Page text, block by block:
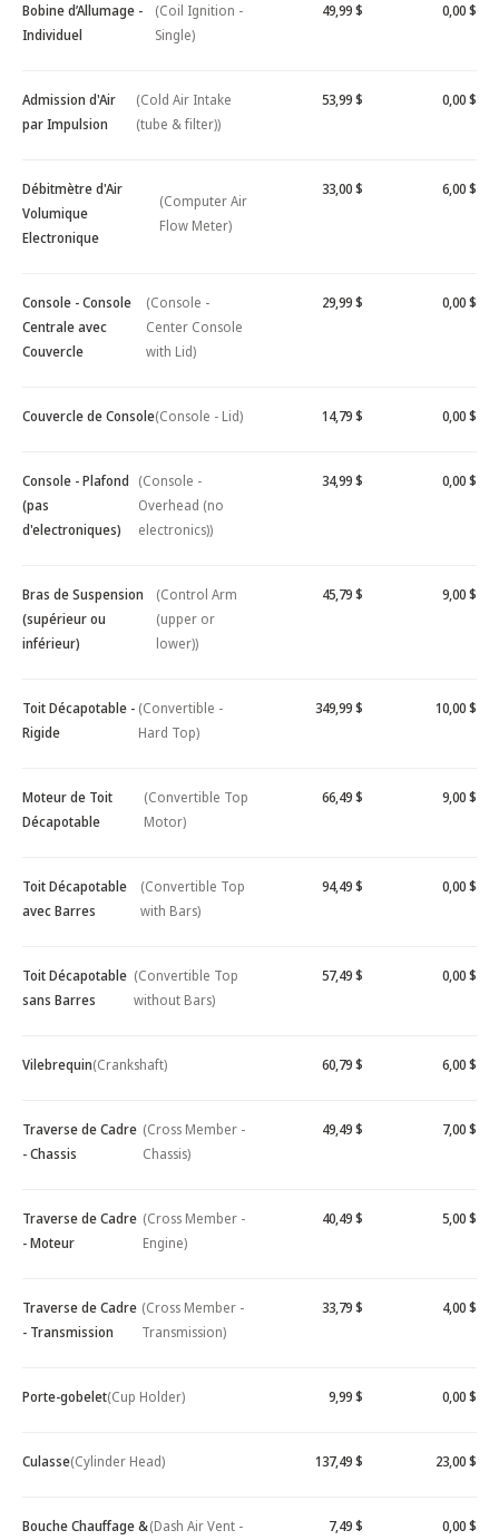
Bobine d’Allumage -
Individuel
(Coil Ignition -
Single)
49,99 $ 0,00 $
Admission d'Air
par Impulsion
(Cold Air Intake
(tube & filter))
53,99 $ 0,00 $
Débitmètre d'Air
Volumique
Electronique
(Computer Air
Flow Meter)
33,00 $ 6,00 $
Console - Console
Centrale avec
Couvercle
(Console -
Center Console
with Lid)
29,99 $ 0,00 $
Couvercle de Console(Console - Lid) 14,79 $ 0,00 $
Console - Plafond
(pas
d'electroniques)
(Console -
Overhead (no
electronics))
34,99 $ 0,00 $
Bras de Suspension
(supérieur ou
inférieur)
(Control Arm
(upper or
lower))
45,79 $ 9,00 $
Toit Décapotable -
Rigide
(Convertible -
Hard Top)
349,99 $ 10,00 $
Moteur de Toit
Décapotable
(Convertible Top
Motor)
66,49 $ 9,00 $
Toit Décapotable
avec Barres
(Convertible Top
with Bars)
94,49 $ 0,00 $
Toit Décapotable
sans Barres
(Convertible Top
without Bars)
57,49 $ 0,00 $
Vilebrequin(Crankshaft) 60,79 $ 6,00 $
Traverse de Cadre
- Chassis
(Cross Member -
Chassis)
49,49 $ 7,00 $
Traverse de Cadre
- Moteur
(Cross Member -
Engine)
40,49 $ 5,00 $
Traverse de Cadre
- Transmission
(Cross Member -
Transmission)
33,79 $ 4,00 $
Porte-gobelet(Cup Holder) 9,99 $ 0,00 $
Culasse(Cylinder Head) 137,49 $ 23,00 $
Bouche Chauffage &(Dash Air Vent -
7,49 $ 0,00 $